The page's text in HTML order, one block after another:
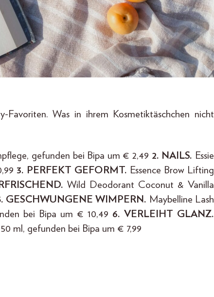
Favoriten. Was in ihrem Kosmetiktäschchen nicht
gefunden bei Bipa um € 2,49 2. NAILS. Essie
3. PERFEKT GEFORMT. Essence Brow Lifting
Wild Deodorant Coconut & Vanilla
GESCHWUNGENE WIMPERN. Maybelline Lash
bei Bipa um € 10,49 6. VERLEIHT GLANZ.
ml, gefunden bei Bipa um € 7,99